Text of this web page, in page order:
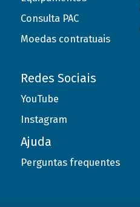
Consulta PAC
Moedas contratuais
Redes Sociais
YouTube
Instagram
Ajuda
Perguntas frequentes